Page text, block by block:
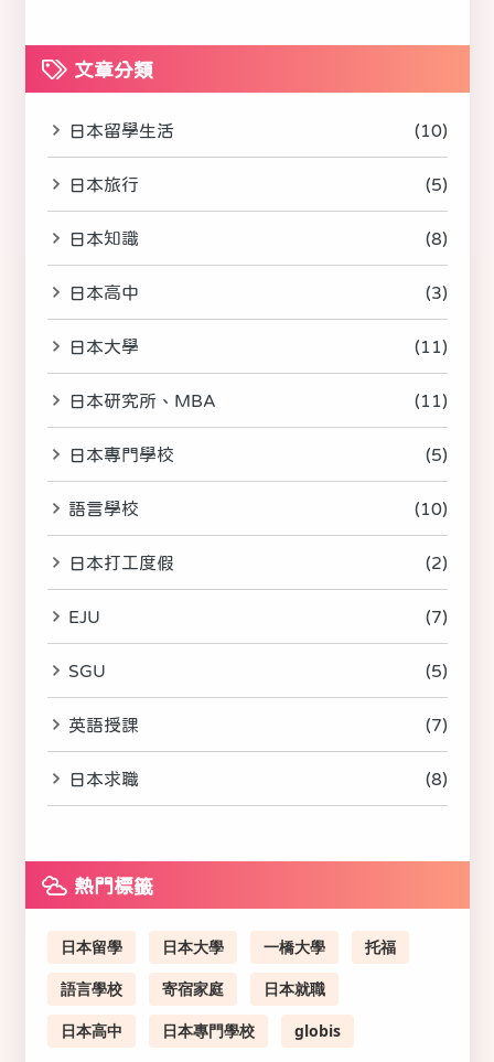
文章分類
日本留學生活 (10)
日本旅行 (5)
日本知識 (8)
日本高中 (3)
日本大學 (11)
日本研究所、MBA (11)
日本專門學校 (5)
語言學校 (10)
日本打工度假 (2)
EJU (7)
SGU (5)
英語授課 (7)
日本求職 (8)
熱門標籤
日本留學 日本大學 一橋大學
托福
語言學校
寄宿家庭
日本就職
日本高中
日本專門學校 globis